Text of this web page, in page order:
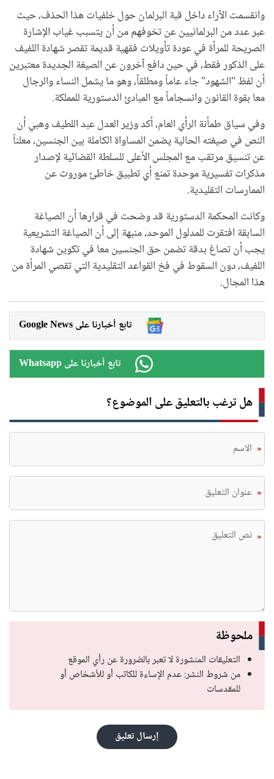
وانقسمت الآراء داخل قبة البرلمان حول خلفيات هذا الحذف، حيث
عبر عدد من البرلمانيين عن تخوفهم من أن يتسبب غياب الإشارة
الصريحة للمرأة في عودة تأويلات فقهية قديمة تقصر شهادة اللفيف
على الذكور فقط، في حين دافع آخرون عن الصيغة الجديدة معتبرين
أن لفظ "الشهود" جاء عاماً ومطلقاً، وهو ما يشمل النساء والرجال
معا بقوة القانون وانسجاماً مع المبادئ الدستورية للمملكة.
وفي سياق طمأنة الرأي العام، أكد وزير العدل عبد اللطيف وهبي أن
النص في صيغته الحالية يضمن المساواة الكاملة بين الجنسين، معلناً
عن تنسيق مرتقب مع المجلس الأعلى للسلطة القضائية لإصدار
مذكرات تفسيرية موحدة تمنع أي تطبيق خاطئ موروث عن
الممارسات التقليدية.
وكانت المحكمة الدستورية قد وضحت في قرارها أن الصياغة
السابقة افتقرت للمدلول الموحد، منبهة إلى أن الصياغة التشريعية
يجب أن تصاغ بدقة تضمن حق الجنسين معا في تكوين شهادة
اللفيف، دون السقوط في فخ القواعد التقليدية التي تقصي المرأة من
هذا المجال.
Google News تابع أخبارنا على
Whatsapp تابع أخبارنا على
هل ترغب بالتعليق على الموضوع؟
*
*
*
ملحوظة
التعليقات المنشورة لا تعبر بالضرورة عن رأي الموقع
من شروط النشر: عدم الإساءة للكاتب أو للأشخاص أو
للمقدسات
إرسال تعليق